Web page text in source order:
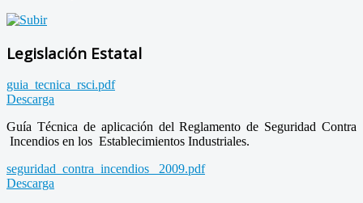
Legislación Estatal
guia_tecnica_rsci.pdf
Descarga
Guía Técnica de aplicación del Reglamento de Seguridad Contra
Incendios en los Establecimientos Industriales.
seguridad_contra_incendios_ 2009.pdf
Descarga